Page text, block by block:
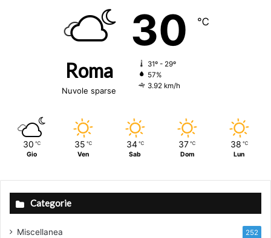
Roma
Nuvole sparse
30 ℃
31º - 29º
57%
3.92 km/h
30 ℃
Gio
35 ℃
Ven
34 ℃
Sab
37 ℃
Dom
38 ℃
Lun
Categorie
Miscellanea 252